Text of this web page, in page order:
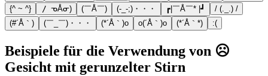
{^ ~ ^}
〳 ᓀÅᓂ) (￣Å￣) (-_-;)・・・ ┏|￣Å￣* |┛
/ (._.) /
(#´Å｀)
(￣_￣)・・・ (*´Å｀)o o(´Å｀)o (*´Å｀*) :(
Beispiele für die Verwendung von ☹️
Gesicht mit gerunzelter Stirn